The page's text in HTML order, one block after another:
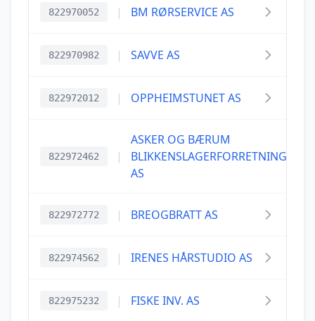
822970052 | BM RØRSERVICE AS
822970982 | SAVVE AS
822972012 | OPPHEIMSTUNET AS
822972462 |
ASKER OG BÆRUM
BLIKKENSLAGERFORRETNING
AS
822972772 | BREOGBRATT AS
822974562 | IRENES HÅRSTUDIO AS
822975232 | FISKE INV. AS